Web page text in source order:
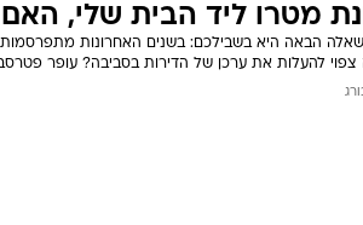
מטרו ליד הבית שלי, האם
הבאה היא בשבילכם: בשנים האחרונות
צפוי להעלות את ערכן של הדירות בסביבה? עופר